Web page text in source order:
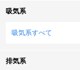
吸気系
吸気系すべて
排気系